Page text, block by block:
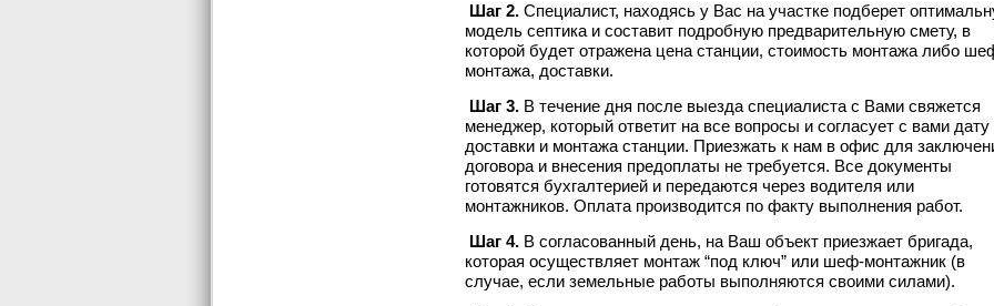
Шаг 2. Специалист, находясь у Вас на участке подберет
модель септика и составит подробную предварительную смету, в
которой будет отражена цена станции, стоимость монтажа либо
монтажа, доставки.
Шаг 3. В течение дня после выезда специалиста с Вами свяжется
менеджер, который ответит на все вопросы и согласует с вами дату
доставки и монтажа станции. Приезжать к нам в офис для
договора и внесения предоплаты не требуется. Все документы
готовятся бухгалтерией и передаются через водителя или
монтажников. Оплата производится по факту выполнения работ.
Шаг 4. В согласованный день, на Ваш объект приезжает бригада,
которая осуществляет монтаж “под ключ” или шеф-монтажник (в
случае, если земельные работы выполняются своими силами).